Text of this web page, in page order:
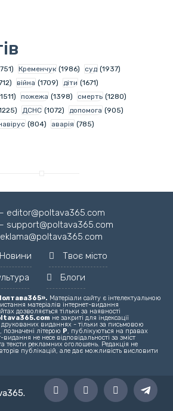
Кременчук (1986) суд (1937)
війна (1709) діти (1671)
пожежа (1398) смерть (1280)
ДСНС (1072) допомога (905)
(804) аварія (785)
editor@poltava365.com
– support@poltava365.com
Новини
Твоє місто
Блоги
Матеріали сайту є інтелектуальною
матеріалів інтернет-видання
дозволяється тільки за наявності
не закриті для індексації
виданнях - тільки за письмовою
позначені літерою Р, публікуються на правах
не несе відповідальності за зміст
тексти рекламних оголошень. Редакція не
публікацій, але дає можливість висловити
.